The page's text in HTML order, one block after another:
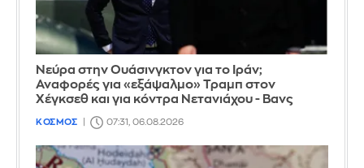
Νεύρα στην Ουάσινγκτον για το Ιράν;
Αναφορές για «εξάψαλμο» Τραμπ στον
Χέγκσεθ και για κόντρα Νετανιάχου - Βανς
ΚΟΣΜΟΣ 07:31, 06.08.2026